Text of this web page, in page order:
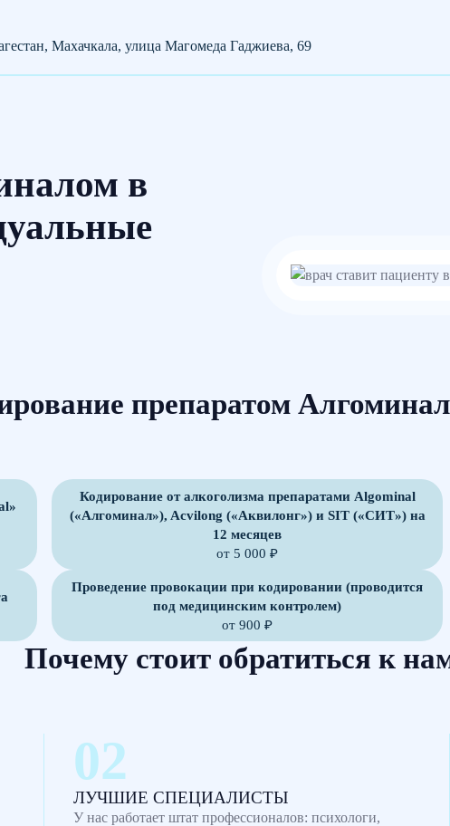
Махачкала, улица Магомеда Гаджиева, 69
в
препаратом
Кодирование от алкоголизма препаратами Algominal
(«Алгоминал»), Acvilong («Аквилонг») и SIT («СИТ») на
12 месяцев
от 5 000 ₽
Проведение провокации при кодировании (проводится
под медицинским контролем)
от 900 ₽
Почему стоит обратиться к
ЛУЧШИЕ СПЕЦИАЛИСТЫ
У нас работает штат профессионалов: психологи,